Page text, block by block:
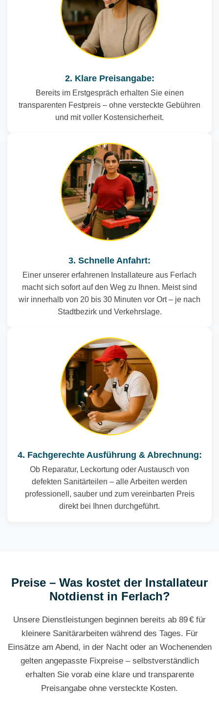
2. Klare Preisangabe:
Bereits im Erstgespräch erhalten Sie einen
transparenten Festpreis – ohne versteckte Gebühren
und mit voller Kostensicherheit.
3. Schnelle Anfahrt:
Einer unserer erfahrenen Installateure aus Ferlach
macht sich sofort auf den Weg zu Ihnen. Meist sind
wir innerhalb von 20 bis 30 Minuten vor Ort – je nach
Stadtbezirk und Verkehrslage.
4. Fachgerechte Ausführung & Abrechnung:
Ob Reparatur, Leckortung oder Austausch von
defekten Sanitärteilen – alle Arbeiten werden
professionell, sauber und zum vereinbarten Preis
direkt bei Ihnen durchgeführt.
Preise – Was kostet der Installateur
Notdienst in Ferlach?
Unsere Dienstleistungen beginnen bereits ab 89 € für
kleinere Sanitärarbeiten während des Tages. Für
Einsätze am Abend, in der Nacht oder an Wochenenden
gelten angepasste Fixpreise – selbstverständlich
erhalten Sie vorab eine klare und transparente
Preisangabe ohne versteckte Kosten.